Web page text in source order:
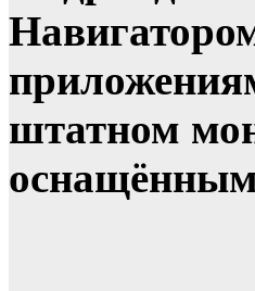
штатном